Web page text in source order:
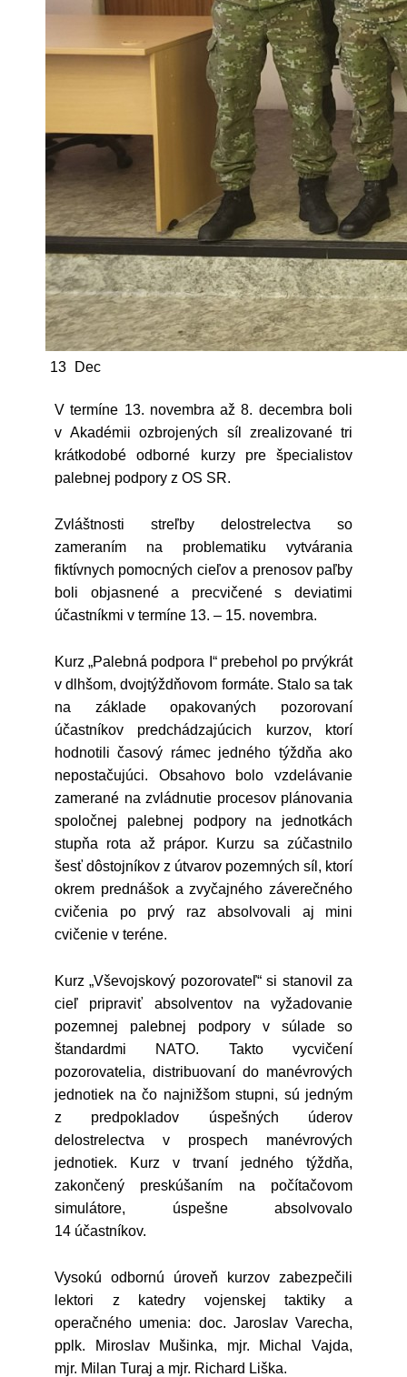
13 Dec
V termíne 13. novembra až 8. decembra boli
v Akadémii ozbrojených síl zrealizované tri
krátkodobé odborné kurzy pre špecialistov
palebnej podpory z OS SR.
Zvláštnosti streľby delostrelectva so
zameraním na problematiku vytvárania
fiktívnych pomocných cieľov a prenosov paľby
boli objasnené a precvičené s deviatimi
účastníkmi v termíne 13. – 15. novembra.
Kurz „Palebná podpora I“ prebehol po prvýkrát
v dlhšom, dvojtýždňovom formáte. Stalo sa tak
na základe opakovaných pozorovaní
účastníkov predchádzajúcich kurzov, ktorí
hodnotili časový rámec jedného týždňa ako
nepostačujúci. Obsahovo bolo vzdelávanie
zamerané na zvládnutie procesov plánovania
spoločnej palebnej podpory na jednotkách
stupňa rota až prápor. Kurzu sa zúčastnilo
šesť dôstojníkov z útvarov pozemných síl, ktorí
okrem prednášok a zvyčajného záverečného
cvičenia po prvý raz absolvovali aj mini
cvičenie v teréne.
Kurz „Vševojskový pozorovateľ“ si stanovil za
cieľ pripraviť absolventov na vyžadovanie
pozemnej palebnej podpory v súlade so
štandardmi NATO. Takto vycvičení
pozorovatelia, distribuovaní do manévrových
jednotiek na čo najnižšom stupni, sú jedným
z predpokladov úspešných úderov
delostrelectva v prospech manévrových
jednotiek. Kurz v trvaní jedného týždňa,
zakončený preskúšaním na počítačovom
simulátore, úspešne absolvovalo
14 účastníkov.
Vysokú odbornú úroveň kurzov zabezpečili
lektori z katedry vojenskej taktiky a
operačného umenia: doc. Jaroslav Varecha,
pplk. Miroslav Mušinka, mjr. Michal Vajda,
mjr. Milan Turaj a mjr. Richard Liška.